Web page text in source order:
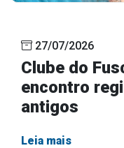
27/07/2026
Clube do
encontro
antigos
Leia mais